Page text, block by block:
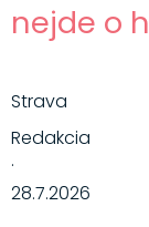
nejde o
Strava
Redakcia
·
28.7.2026